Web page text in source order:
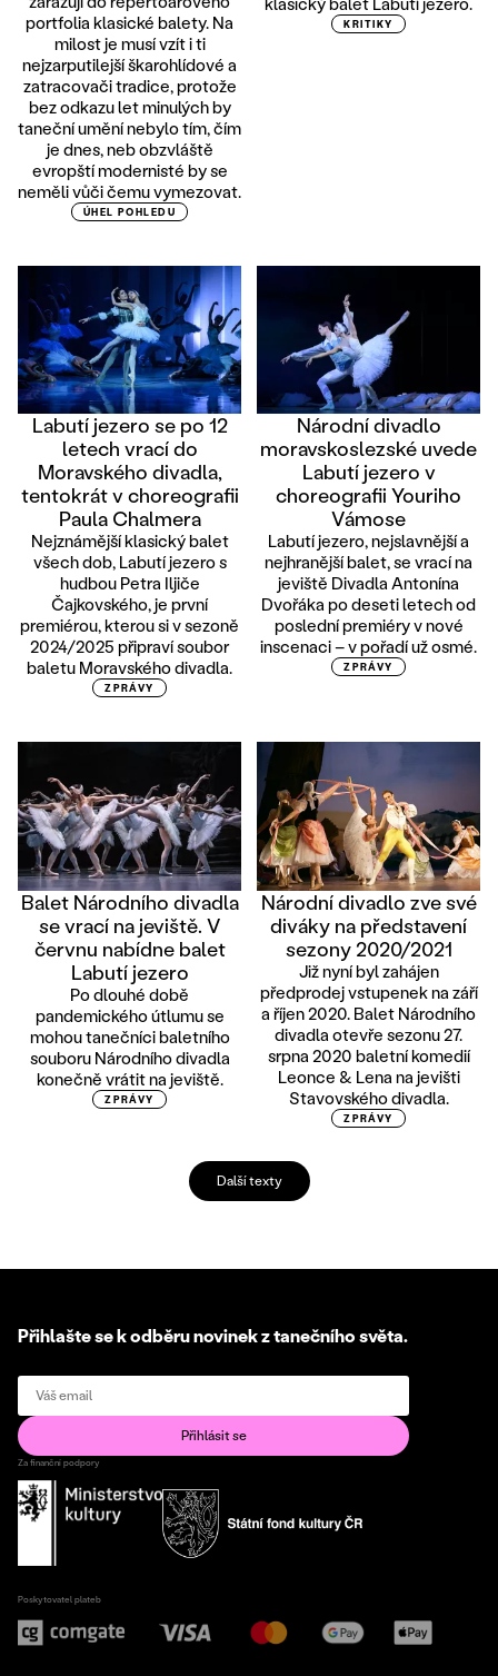
portfolia klasické balety. Na
milost je musí vzít i ti
nejzarputilejší škarohlídové a
zatracovači tradice, protože
bez odkazu let minulých by
taneční umění nebylo tím, čím
je dnes, neb obzvláště
evropští modernisté by se
neměli vůči čemu vymezovat.
ÚHEL POHLEDU
KRITIKY
Labutí jezero se po 12
letech vrací do
Moravského divadla,
tentokrát v choreografii
Paula Chalmera
Nejznámější klasický balet
všech dob, Labutí jezero s
hudbou Petra Iljiče
Čajkovského, je první
premiérou, kterou si v sezoně
2024/2025 připraví soubor
baletu Moravského divadla.
ZPRÁVY
Národní divadlo
moravskoslezské uvede
Labutí jezero v
choreografii Youriho
Vámose
Labutí jezero, nejslavnější a
nejhranější balet, se vrací na
jeviště Divadla Antonína
Dvořáka po deseti letech od
poslední premiéry v nové
inscenaci – v pořadí už osmé.
ZPRÁVY
Balet Národního divadla
se vrací na jeviště. V
červnu nabídne balet
Labutí jezero
Po dlouhé době
pandemického útlumu se
mohou tanečníci baletního
souboru Národního divadla
konečně vrátit na jeviště.
ZPRÁVY
Národní divadlo zve své
diváky na představení
sezony 2020/2021
Již nyní byl zahájen
předprodej vstupenek na září
a říjen 2020. Balet Národního
divadla otevře sezonu 27.
srpna 2020 baletní komedií
Leonce & Lena na jevišti
Stavovského divadla.
ZPRÁVY
Další texty
Přihlašte se k odběru novinek z tanečního světa.
Za finanční podpory
Poskytovatel plateb